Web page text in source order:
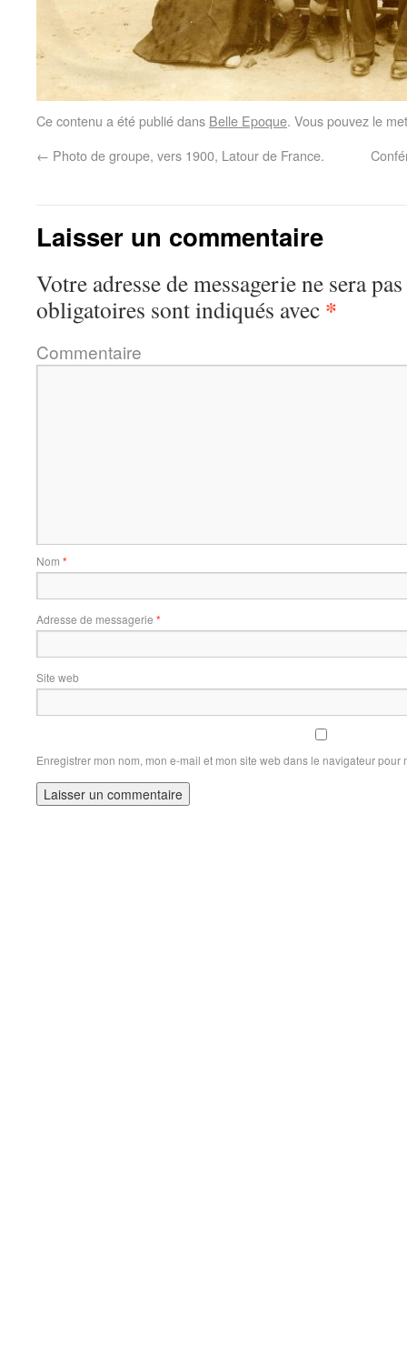
Ce contenu a été publié dans Belle Epoque. Vous pouvez le
← Photo de groupe, vers 1900, Latour de France.
Laisser un commentaire
Votre adresse de messagerie ne sera
obligatoires sont indiqués avec *
Commentaire
Nom *
Adresse de messagerie *
Site web
Enregistrer mon nom, mon e-mail et mon site web dans le navigateur pour